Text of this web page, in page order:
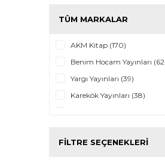
TÜM MARKALAR
AKM Kitap (170)
Benim Hocam Yayınları
Yargı Yayınları (39)
Karekök Yayınları (38)
Okyanus Yayınları (25)
FILTRE SEÇENEKLERI